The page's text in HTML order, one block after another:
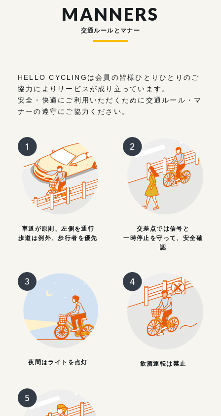
MANNERS
交通ルールとマナー
HELLO CYCLINGは会員の皆様ひとりひとりのご
協力によりサービスが成り立っています。
安全・快適にご利用いただくために交通ルール・マ
ナーの遵守にご協力ください。
車道が原則、左側を通行
歩道は例外、歩行者を優先
交差点では信号と
一時停止を守って、安全確
認
夜間はライトを点灯 飲酒運転は禁止